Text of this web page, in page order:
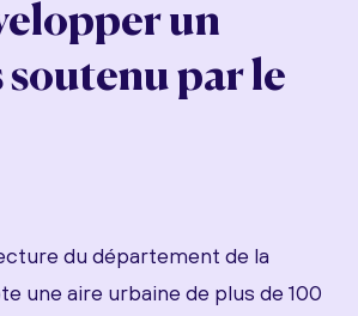
un
soutenu par le
du département de la
une aire urbaine de plus de 100